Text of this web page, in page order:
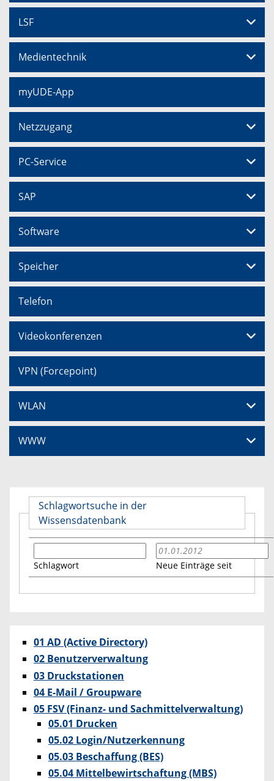
LSF
Medientechnik
myUDE-App
Netzzugang
PC-Service
SAP
Software
Speicher
Telefon
Videokonferenzen
VPN (Forcepoint)
WLAN
WWW
Schlagwortsuche in der
Wissensdatenbank
Schlagwort Neue Einträge seit
01 AD (Active Directory)
02 Benutzerverwaltung
03 Druckstationen
04 E-Mail / Groupware
05 FSV (Finanz- und Sachmittelverwaltung)
05.01 Drucken
05.02 Login/Nutzerkennung
05.03 Beschaffung (BES)
05.04 Mittelbewirtschaftung (MBS)